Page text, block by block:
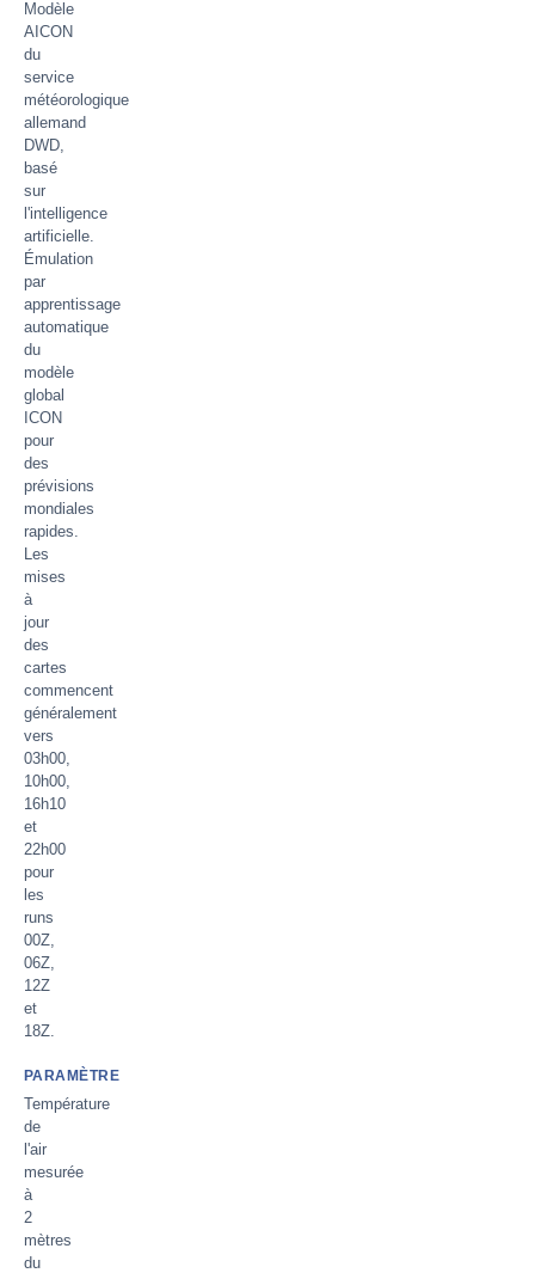
Modèle
AICON
du
service
météorologique
allemand
DWD,
basé
sur
l'intelligence
artificielle.
Émulation
par
apprentissage
automatique
du
modèle
global
ICON
pour
des
prévisions
mondiales
rapides.
Les
mises
à
jour
des
cartes
commencent
généralement
vers
03h00,
10h00,
16h10
et
22h00
pour
les
runs
00Z,
06Z,
12Z
et
18Z.
PARAMÈTRE
Température
de
l'air
mesurée
à
2
mètres
du